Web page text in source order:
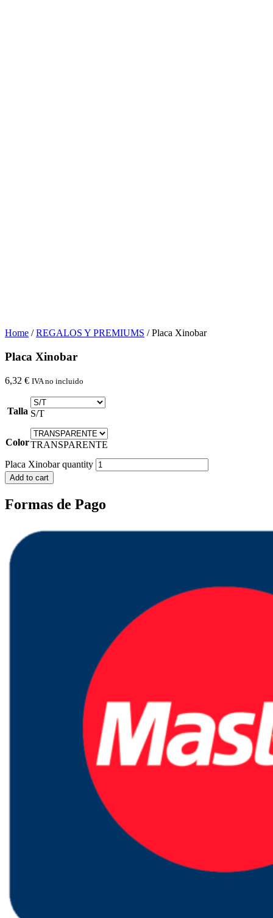
Home /REGALOS Y PREMIUMS / Placa Xinobar
Placa Xinobar
6,32 € IVA no incluido
Talla S/T
ColorTRANSPARENTE
Placa Xinobar quantity
Add to cart
Formas de Pago